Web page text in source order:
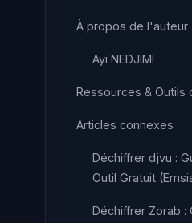
À propos de l'auteur
Ayi NEDJIMI
Ressources & Outils
Articles connexes
Déchiffrer djvu :
Outil Gratuit
Déchiffrer Zorab :